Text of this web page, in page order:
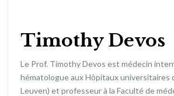
Timothy Devos
Le Prof. Timothy Devos est médecin
hématologue aux Hôpitaux universitaires
Leuven) et professeur à la Faculté de